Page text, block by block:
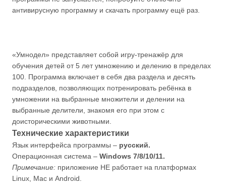
антивирусную программу и скачать программу ещё раз.
«Умнодел» представляет собой игру-тренажёр для
обучения детей от 5 лет умножению и делению в пределах
100. Программа включает в себя два раздела и десять
подразделов, позволяющих потренировать ребёнка в
умножении на выбранные множители и делении на
выбранные делители, знакомя его при этом с
доисторическими животными.
Технические характеристики
Язык интерфейса программы – русский.
Операционная система – Windows 7/8/10/11.
Примечание: приложение НЕ работает на платформах
Linux, Mac и Android.